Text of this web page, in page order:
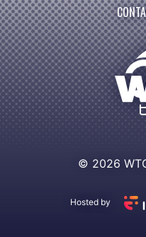
© 2026
Hosted by